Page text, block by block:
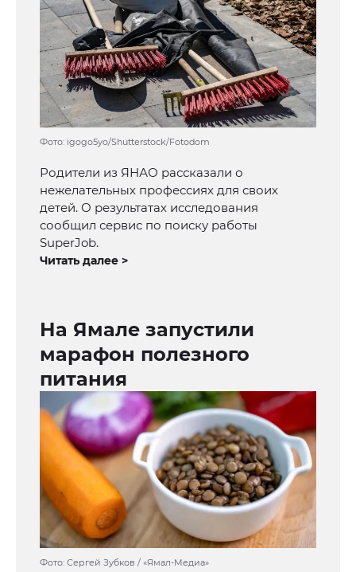
Фото: igogo5yo/Shutterstock/Fotodom
Родители из ЯНАО рассказали о
нежелательных профессиях для своих
детей. О результатах исследования
сообщил сервис по поиску работы
SuperJob.
Читать далее >
На Ямале запустили
марафон полезного
питания
Фото: Сергей Зубков / «Ямал-Медиа»